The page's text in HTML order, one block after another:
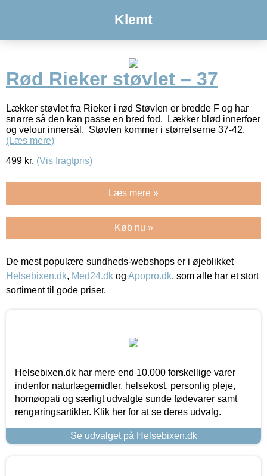
Klemt
Rød Rieker støvlet – 37
Lækker støvlet fra Rieker i rød Støvlen er bredde F og har
snørre så den kan passe en bred fod. Lækker blød innerfoer
og velour innersål. Støvlen kommer i størrelserne 37-42.
(Læs mere)
499 kr. (Vis fragtpris)
Læs mere »
Køb nu »
De mest populære sundheds-webshops er i øjeblikket
Helsebixen.dk, Med24.dk og Apopro.dk, som alle har et stort
sortiment til gode priser.
Helsebixen.dk har mere end 10.000 forskellige varer
indenfor naturlægemidler, helsekost, personlig pleje,
homøopati og særligt udvalgte sunde fødevarer samt
rengøringsartikler. Klik her for at se deres udvalg.
Se udvalget på Helsebixen.dk